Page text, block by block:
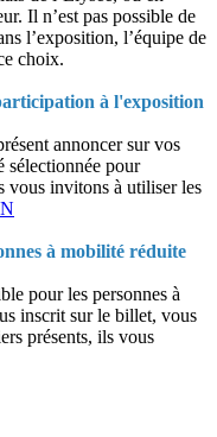
Il n’est pas possible de
l’exposition, l’équipe de
choix.
à l'exposition
annoncer sur vos
sélectionnée pour
vous invitons à utiliser les
à mobilité réduite
pour les personnes à
inscrit sur le billet, vous
présents, ils vous